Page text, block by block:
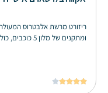
ומתקנים של מלון 5 כוכבים, כולל פארק מים




